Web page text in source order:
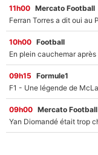
11h00 Mercato Football
10h00 Football
09h15 Formule1
09h00 Mercato Football